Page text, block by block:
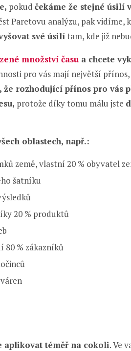
pokud čekáme že stejné úsilí
Paretovu analýzu, pak vidíme,
své úsilítam, kde již
množství času a chcete
pro vás mají největší
rozhodující přínos pro vás
protože díky tomu málu jste
oblastech, např.:
země, vlastní 20 % obyvatel
šatníku
20 % produktů
80 % zákazníků
aplikovat téměř na cokoli. Ve